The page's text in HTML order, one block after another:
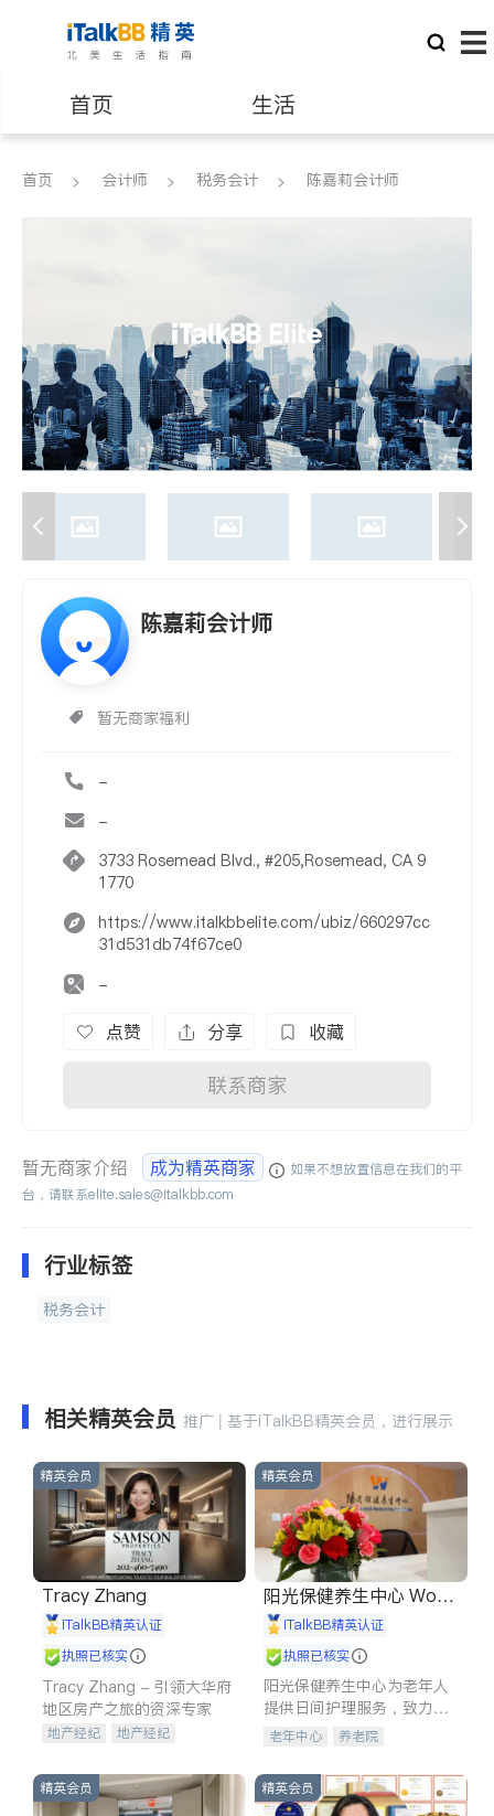
首页 生活
医生 律师
养老 非盈利组织
首页 会计师 税务会计 陈嘉莉会计师
陈嘉莉会计师
暂无商家福利
-
-
3733 Rosemead Blvd., #205,Rosemead, CA 9
1770
https://www.italkbbelite.com/ubiz/660297cc
31d531db74f67ce0
-
点赞 分享 收藏
联系商家
暂无商家介绍 成为精英商家
如果不想放置信息在我们的平
台，请联系elite.sales@italkbb.com
行业标签
税务会计
相关精英会员 推广 | 基于iTalkBB精英会员，进行展示
精英会员
Tracy Zhang
iTalkBB精英认证
执照已核实
Tracy Zhang - 引领大华府
地区房产之旅的资深专家
地产经纪
地产经纪
商铺租售
开发商建商
精英会员
阳光保健养生中心 World
shine
iTalkBB精英认证
执照已核实
阳光保健养生中心为老年人
提供日间护理服务，致力于
通过持续的护理创新来有效
老年中心 养老院
精英会员 精英会员